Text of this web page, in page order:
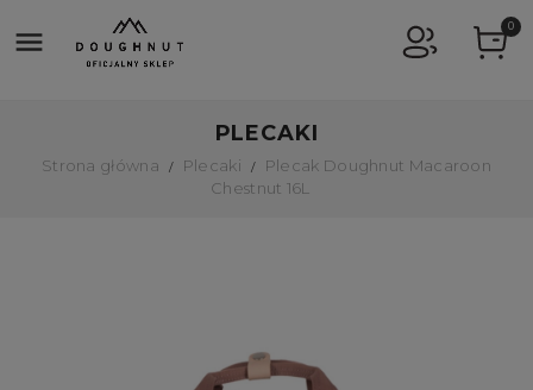
 0
PLECAKI
Strona główna Plecaki
Plecak Doughnut Macaroon
Chestnut 16L